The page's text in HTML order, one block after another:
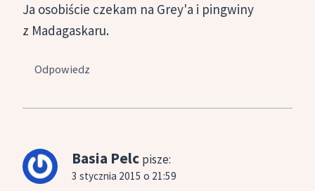
Ja osobiście czekam na Grey'a i pingwiny
z Madagaskaru.
Odpowiedz
Basia Pelc pisze:
3 stycznia 2015 o 21:59